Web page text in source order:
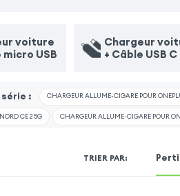
voiture
micro USB
Chargeur
+ Câble USB C
: CHARGEUR ALLUME-CIGARE POUR
CE 2 5G CHARGEUR ALLUME-CIGARE POUR
TRIER PAR: